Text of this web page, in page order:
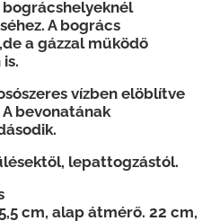
A bogrács
a gázzal működő
vízben elöblítve
bevonatának
lepattogzástól.
cm, alap átmérő. 22 cm,